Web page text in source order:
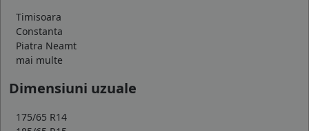
Timisoara
Constanta
Piatra Neamt
mai multe
Dimensiuni uzuale
175/65 R14